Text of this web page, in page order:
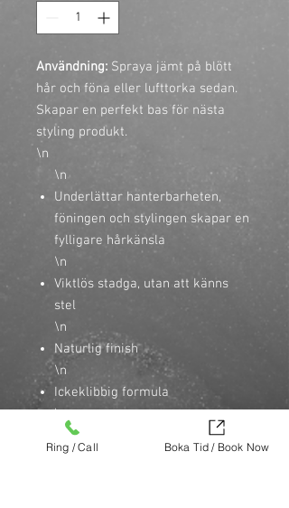
Användning: Spraya jämt på blött
hår och föna eller lufttorka sedan.
Skapar en perfekt bas för nästa
styling produkt.
\n
\n
Underlättar hanterbarheten,
föningen och stylingen skapar en
fylligare hårkänsla
\n
Viktlös stadga, utan att känns
stel
\n
Naturlig finish
\n
Ickeklibbig formula
\n
Fungerar bra i kombination med
andra texturprodukter från
Ring / Call Boka Tid / Book Now